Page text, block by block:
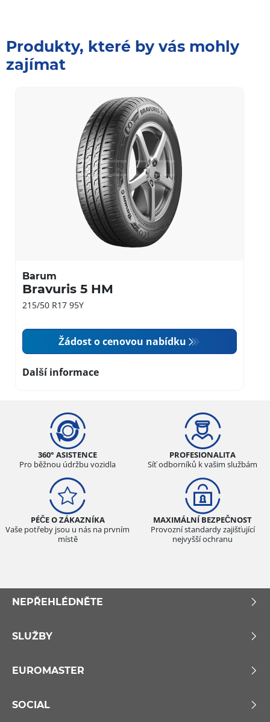
Produkty, které by vás mohly
zajímat
Barum
Bravuris 5 HM
215/50 R17 95Y
Žádost o cenovou nabídku
Další informace
360° ASISTENCE
Pro běžnou údržbu vozidla
PROFESIONALITA
Síť odborníků k vašim službám
PÉČE O ZÁKAZNÍKA
Vaše potřeby jsou u nás na prvním
místě
MAXIMÁLNÍ BEZPEČNOST
Provozní standardy zajišťující
nejvyšší ochranu
NEPŘEHLÉDNĚTE
SLUŽBY
EUROMASTER
SOCIAL